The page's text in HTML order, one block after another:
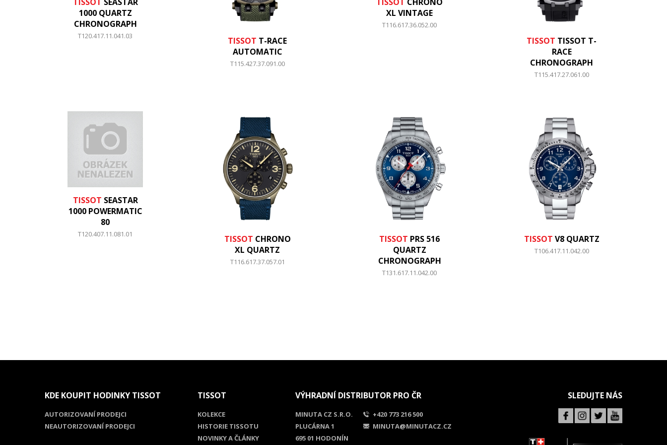
TISSOT SEASTAR
1000 QUARTZ
CHRONOGRAPH
T120.417.11.041.03 TISSOT T-RACE
AUTOMATIC
T115.427.37.091.00
TISSOT CHRONO
XL VINTAGE
T116.617.36.052.00
TISSOT TISSOT T-
RACE
CHRONOGRAPH
T115.417.27.061.00
TISSOT SEASTAR
1000 POWERMATIC
80
T120.407.11.081.01 TISSOT CHRONO
XL QUARTZ
T116.617.37.057.01
TISSOT PRS 516
QUARTZ
CHRONOGRAPH
T131.617.11.042.00
TISSOT V8 QUARTZ
T106.417.11.042.00
KDE KOUPIT HODINKY TISSOT
AUTORIZOVANÍ PRODEJCI
NEAUTORIZOVANÍ PRODEJCI
TISSOT
KOLEKCE
HISTORIE TISSOTU
NOVINKY A ČLÁNKY
VÝHRADNÍ DISTRIBUTOR PRO ČR
MINUTA CZ S.R.O.
PLUCÁRNA 1
695 01 HODONÍN
+420 773 216 500
MINUTA@MINUTACZ.CZ
SLEDUJTE NÁS